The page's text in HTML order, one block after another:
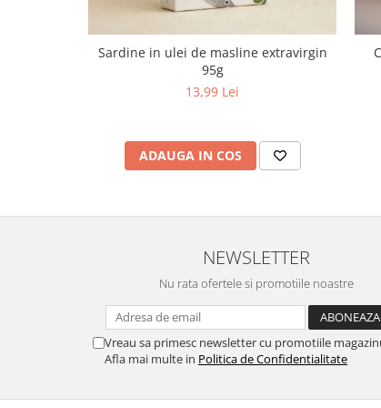
Sardine in ulei de masline extravirgin
95g
13,99 Lei
ADAUGA IN COS
NEWSLETTER
Nu rata ofertele si promotiile noastre
Vreau sa primesc newsletter cu promotiile
Afla mai multe in Politica de Confidentialitate